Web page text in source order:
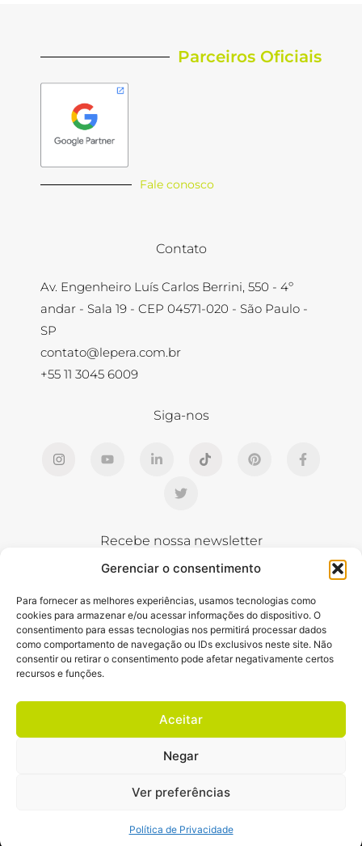
Gerenciar o consentimento
Para fornecer as melhores experiências, usamos tecnologias como
cookies para armazenar e/ou acessar informações do dispositivo. O
consentimento para essas tecnologias nos permitirá processar dados
como comportamento de navegação ou IDs exclusivos neste site. Não
consentir ou retirar o consentimento pode afetar negativamente certos
recursos e funções.
Aceitar
Negar
Ver preferências
Política de Privacidade
Parceiros Oficiais
Fale conosco
Contato
Av. Engenheiro Luís Carlos Berrini, 550 - 4º
andar - Sala 19 - CEP 04571-020 - São Paulo -
SP​
contato@lepera.com.br
+55 11 3045 6009
Siga-nos
Recebe nossa newsletter
E-mail
© 1989 – 2026 – LE PERA COMUNICAÇÃO LTDA – CNPJ: 05.154.130/0001-00